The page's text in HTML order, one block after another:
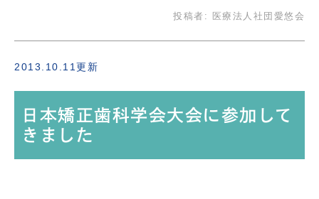
投稿者: 医療法人社団愛悠会
2013.10.11更新
日本矯正歯科学会大会に参加して
きました